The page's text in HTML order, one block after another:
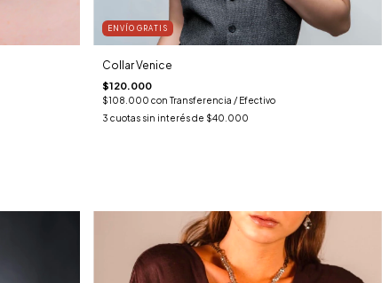
ENVÍO GRATIS
Collar Venice
$120.000
$108.000con Transferencia / Efectivo
3 cuotas sin interés de $40.000